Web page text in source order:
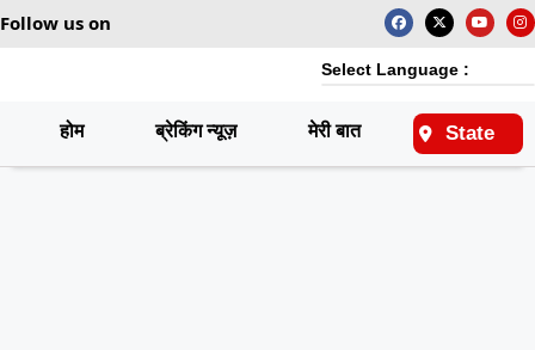
Follow us on
Select Language :
होम ब्रेकिंग न्यूज़ मेरी बात राष्ट्रीय
State